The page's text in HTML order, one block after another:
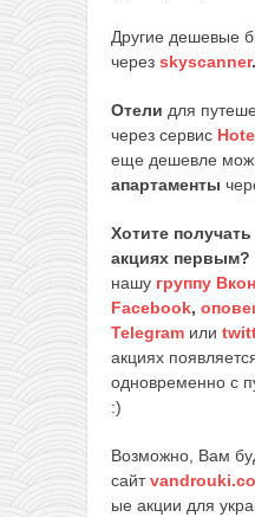
Другие дешевые
через skyscanner.
Отели для
через сервис
еще дешевле
апартаменты
Хотите
акциях первым?
нашу группу
Facebook,
Telegram или
акциях
одновременно с
:)
Возможно, Вам
сайт
ые акции для